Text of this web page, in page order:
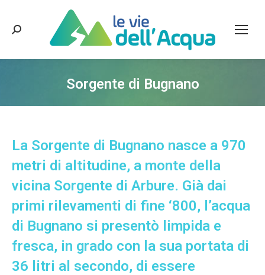
Cerca:
Sorgente di Bugnano
La Sorgente di Bugnano nasce a 970
metri di altitudine, a monte della
vicina Sorgente di Arbure. Già dai
primi rilevamenti di fine ‘800, l’acqua
di Bugnano si presentò limpida e
fresca, in grado con la sua portata di
36 litri al secondo, di essere